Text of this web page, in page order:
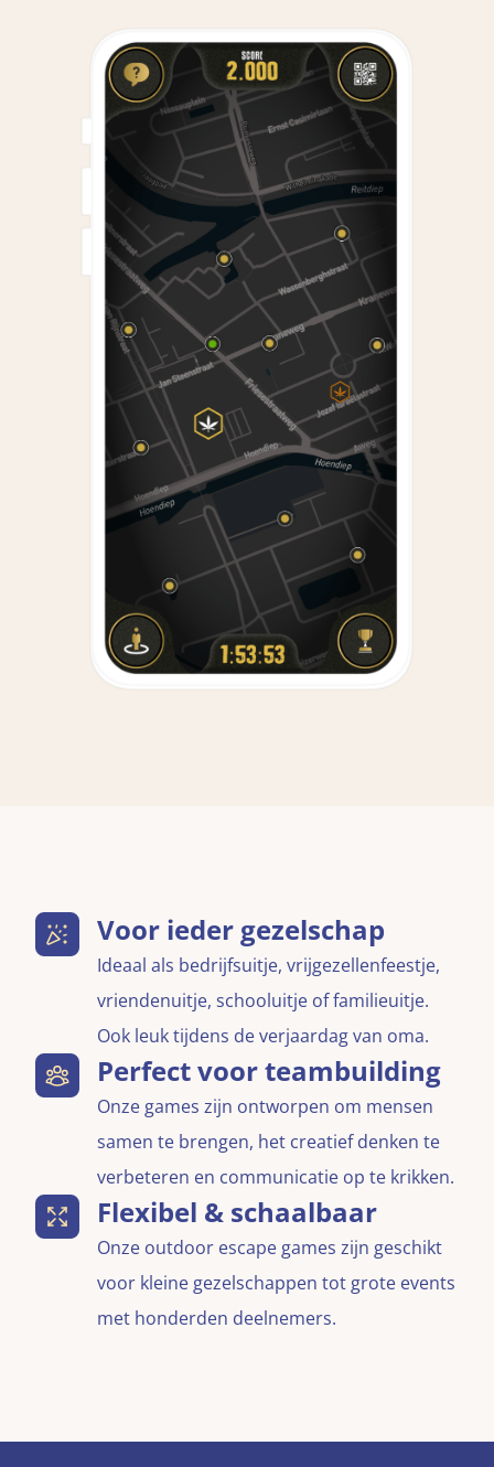
Voor ieder gezelschap
Ideaal als bedrijfsuitje, vrijgezellenfeestje,
vriendenuitje, schooluitje of familieuitje.
Ook leuk tijdens de verjaardag van oma.
Perfect voor teambuilding
Onze games zijn ontworpen om mensen
samen te brengen, het creatief denken te
verbeteren en communicatie op te krikken.
Flexibel & schaalbaar
Onze outdoor escape games zijn geschikt
voor kleine gezelschappen tot grote events
met honderden deelnemers.